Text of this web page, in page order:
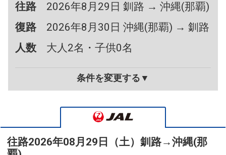
往路
2026年8月29日 釧路 → 沖縄(那覇)
復路
2026年8月30日 沖縄(那覇) → 釧路
人数
大人2名・子供0名
条件を変更する▼
往路2026年08月29日（土） 釧路→沖縄(那